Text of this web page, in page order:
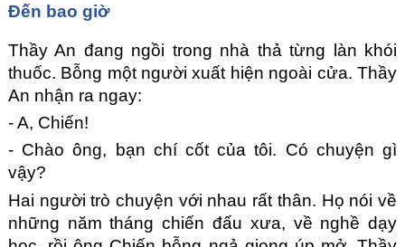
Đến bao giờ
Thầy An đang ngồi trong nhà thả từng làn khói
thuốc. Bỗng một người xuất hiện ngoài cửa. Thầy
An nhận ra ngay:
- A, Chiến!
- Chào ông, bạn chí cốt của tôi. Có chuyện gì
vậy?
Hai người trò chuyện với nhau rất thân. Họ nói về
những năm tháng chiến đấu xưa, về nghề dạy